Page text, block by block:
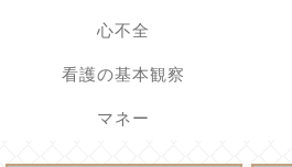
心不全
看護の基本観察
マネー